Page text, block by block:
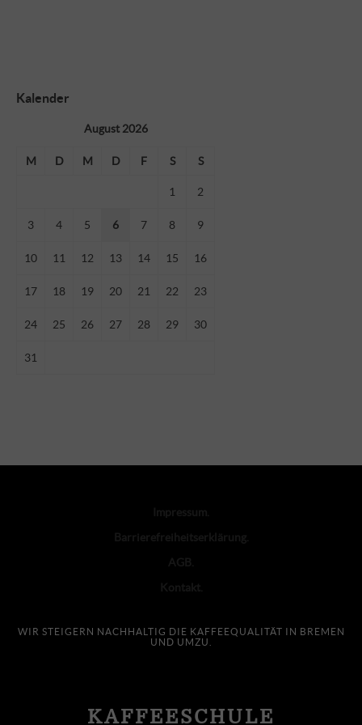
Kalender
August 2026
M D M D F S S
1 2
3 4 5 6 7 8 9
10 11 12 13 14 15 16
17 18 19 20 21 22 23
24 25 26 27 28 29 30
31
WIR STEIGERN NACHHALTIG DIE KAFFEEQUALITÄT IN BREMEN
UND UMZU.
KAFFEESCHULE